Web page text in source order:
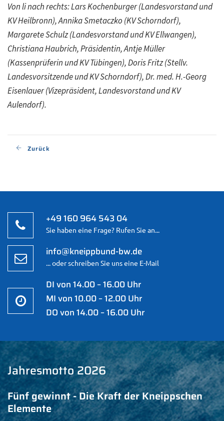
Von li nach rechts: Lars Kochenburger (Landesvorstand und
KV Heilbronn), Annika Smetaczko (KV Schorndorf),
Margarete Schulz (Landesvorstand und KV Ellwangen),
Christiana Haubrich, Präsidentin, Antje Müller
(Kassenprüferin und KV Tübingen), Doris Fritz (Stellv.
Landesvorsitzende und KV Schorndorf), Dr. med. H.-Georg
Eisenlauer (Vizepräsident, Landesvorstand und KV
Aulendorf).
Zurück
+49 160 964 543 04
Sie haben eine Frage? Rufen Sie an...
info@kneippbund-bw.de
... oder schreiben Sie uns eine E-Mail
DI von 14.00 – 16.00 Uhr
MI von 10.00 – 12.00 Uhr
DO von 14.00 – 16.00 Uhr
Jahresmotto 2026
Fünf gewinnt - Die Kraft der Kneippschen
Elemente